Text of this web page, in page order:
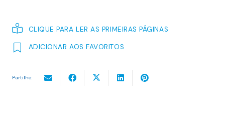
CLIQUE PARA LER AS PRIMEIRAS PÁGINAS
ADICIONAR AOS FAVORITOS
Partilhe: